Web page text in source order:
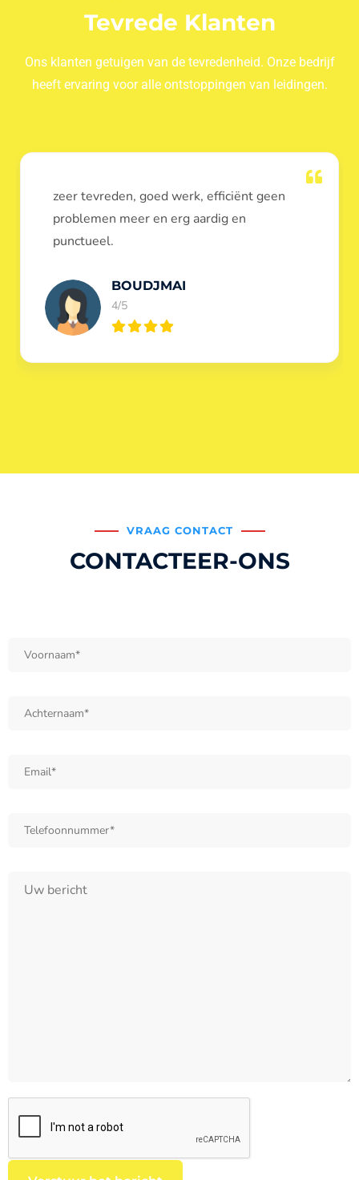
Tevrede Klanten
Ons klanten getuigen van de tevredenheid. Onze bedrijf
heeft ervaring voor alle ontstoppingen van leidingen.
Dank u voor de ontstopping van wc, werd
heel goed uitgevoerd, door de loodgieters
ontstoppers services janssens.
Eric Garfield
5/5
VRAAG CONTACT
CONTACTEER-ONS